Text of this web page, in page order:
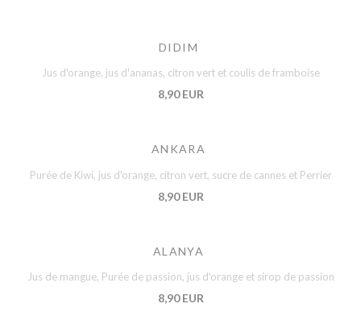
DIDIM
Jus d'orange, jus d'ananas, citron vert et coulis de framboise
8,90 EUR
ANKARA
Purée de Kiwi, jus d'orange, citron vert, sucre de cannes et Perrier
8,90 EUR
ALANYA
Jus de mangue, Purée de passion, jus d'orange et sirop de passion
8,90 EUR